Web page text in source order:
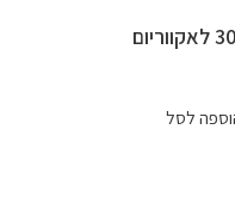
לסל